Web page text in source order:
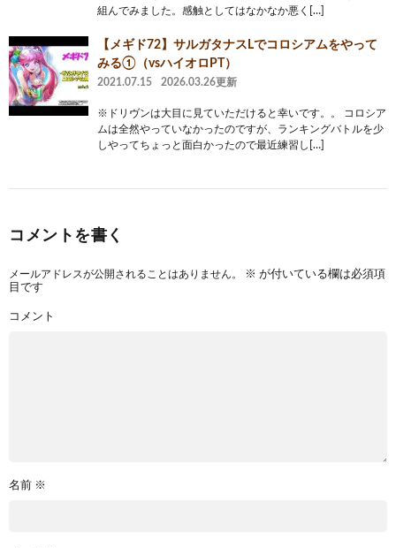
組んでみました。感触としてはなかなか悪く[…]
【メギド72】サルガタナスLでコロシアムをやって
みる①（vsハイオロPT）
2021.07.15 2026.03.26更新
※ドリヴンは大目に見ていただけると幸いです。。 コロシア
ムは全然やっていなかったのですが、ランキングバトルを少
しやってちょっと面白かったので最近練習し[…]
コメントを書く
メールアドレスが公開されることはありません。 ※ が付いている欄は必須項
目です
コメント
名前 ※